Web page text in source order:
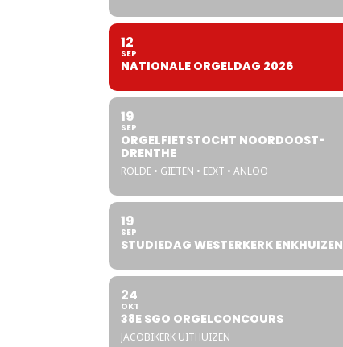
12
SEP
NATIONALE ORGELDAG 2026
19
SEP
ORGELFIETSTOCHT NOORDOOST-
DRENTHE
ROLDE • GIETEN • EEXT • ANLOO
19
SEP
STUDIEDAG WESTERKERK ENKHUIZEN
24
OKT
38E SGO ORGELCONCOURS
JACOBIKERK UITHUIZEN